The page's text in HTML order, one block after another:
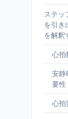
ステッ
を引き
を解釈
心拍
安静
要性
心拍